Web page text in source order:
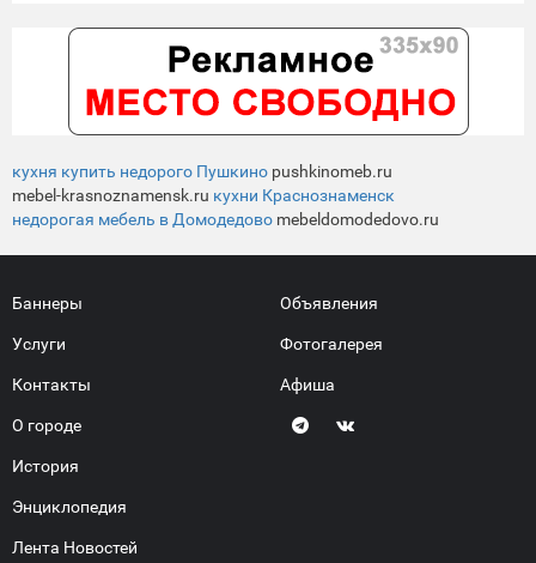
кухня купить недорого Пушкино pushkinomeb.ru
mebel-krasnoznamensk.ru кухни Краснознаменск
недорогая мебель в Домодедово mebeldomodedovo.ru
Баннеры
Услуги
Контакты
О городе
История
Энциклопедия
Лента Новостей
Объявления
Фотогалерея
Афиша